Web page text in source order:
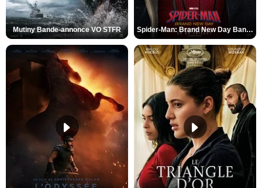
Mutiny Bande-annonce VO STFR Spider-Man: Brand New Day Bande-annonce VO STFR